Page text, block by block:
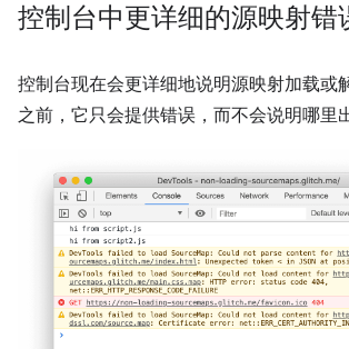
控制台中更详细的源映射错
控制台现在会更详细地说明源映射加载或
之前，它只会提供错误，而不会说明哪里